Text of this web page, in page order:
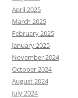
April 2025
March 2025
February 2025
January 2025
November 2024
October 2024
August 2024
July 2024